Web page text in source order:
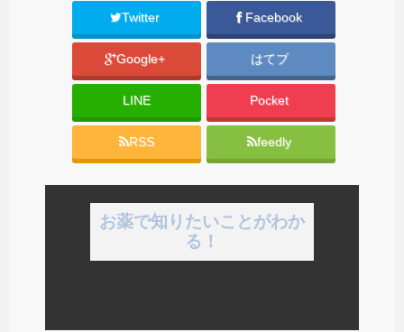
Twitter Facebook
Google+ はてブ
LINE Pocket
RSS feedly
お薬で知りたいことがわか
る！